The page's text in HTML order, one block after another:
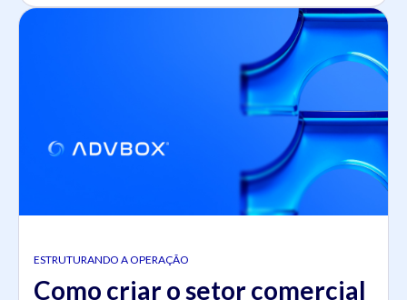
ESTRUTURANDO A OPERAÇÃO
Como criar o setor comercial